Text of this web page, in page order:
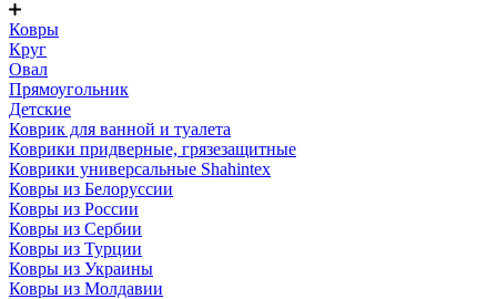
Ковры
Круг
Овал
Прямоугольник
Детские
Коврик для ванной и туалета
Коврики придверные, грязезащитные
Коврики универсальные Shahintex
Ковры из Белоруссии
Ковры из России
Ковры из Сербии
Ковры из Турции
Ковры из Украины
Ковры из Молдавии